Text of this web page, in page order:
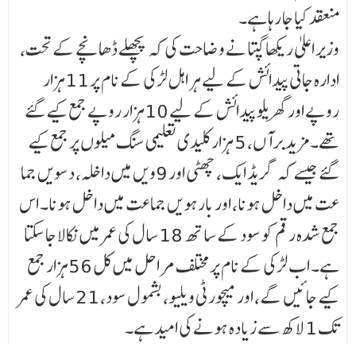
منعقد کیا جا رہا ہے۔
وزیر اعلیٰ ریکھا گپتا نے وضاحت کی کہ پچھلے ڈھانچے کے تحت،
ادارہ جاتی پیدائش کے لیے ہر اہل لڑکی کے نام پر 11ہزار
روپے اور گھریلو پیدائش کے لیے 10ہزار روپے جمع کیے گئے
تھے۔ مزید برآں، 5 ہزار کلیدی تعلیمی سنگ میلوں پر جمع کیے
گئے جیسے کہ گریڈ ایک، چھٹی اور 9ویں میں داخلہ، دسویں جما
عت میں داخل ہونا، اور بارہویں جماعت میں داخل ہونا۔ اس
جمع شدہ رقم کو سود کے ساتھ 18 سال کی عمر میں نکالا جا سکتا
ہے۔ اب لڑکی کے نام پر مختلف مراحل میں کل 56ہزار جمع
کیے جائیں گے، اور میچورٹی ویلیو، بشمول سود، 21 سال کی عمر
تک 1 لاکھ سے زیادہ ہونے کی امید ہے۔